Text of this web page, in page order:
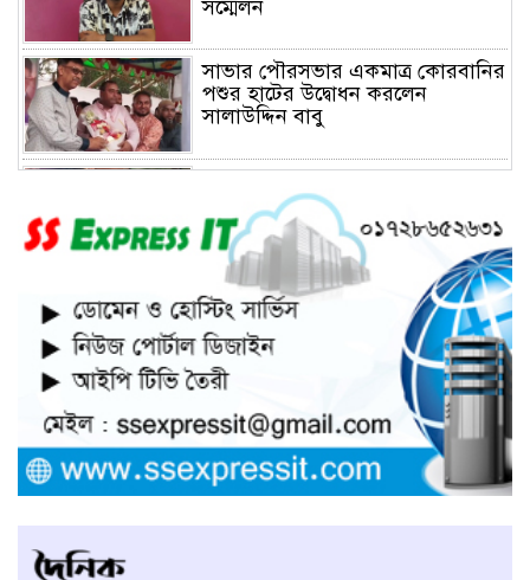
সম্মেলন
সাভার পৌরসভার একমাত্র কোরবানির
পশুর হাটের উদ্বোধন করলেন
সালাউদ্দিন বাবু
প্রতিষ্ঠানে হামলা চালিয়ে তালা ঝুলিয়ে
দিয়েছে সন্ত্রাসীরা
সাভারে নারী উদ্যোক্তার খামার ভাংচুর,
৫ লাখ টাকার ক্ষয়ক্ষতি
উভয়পক্ষের সমঝোতায় ধর্মঘট
প্রত্যাহার করায় সাভারের মুরগীর
বাজার স্বাভাবিক